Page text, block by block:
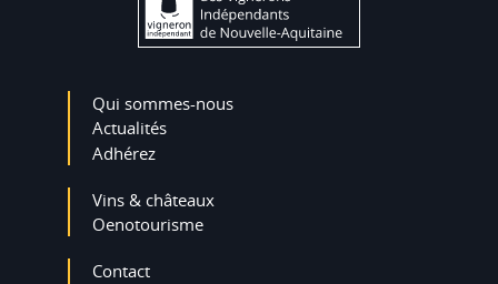
Qui sommes-nous
Actualités
Adhérez
Vins & châteaux
Oenotourisme
Contact